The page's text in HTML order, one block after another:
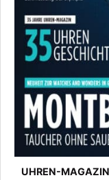
UHREN-